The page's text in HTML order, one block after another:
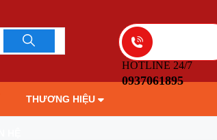
HOTLINE 24/7
0937061895
THƯƠNG HIỆU